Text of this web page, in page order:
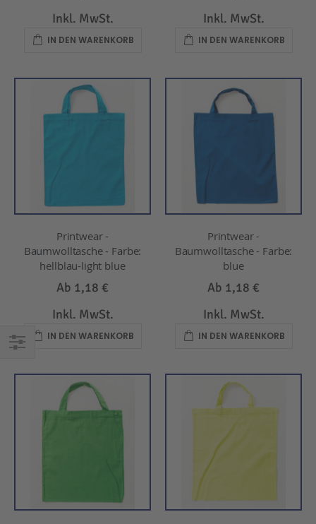
Inkl. MwSt.
IN DEN WARENKORB
Inkl. MwSt.
IN DEN WARENKORB
Printwear -
Baumwolltasche - Farbe:
hellblau-light blue
Ab 1,18 €
Inkl. MwSt.
IN DEN WARENKORB
Printwear -
Baumwolltasche - Farbe:
blue
Ab 1,18 €
Inkl. MwSt.
IN DEN WARENKORB
NACH